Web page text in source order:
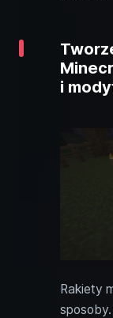
i
Rakiety
sposoby.